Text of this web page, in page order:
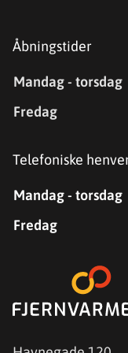
Åbningstider
Mandag - torsdag
Fredag
Telefoniske
Mandag - torsdag
Fredag